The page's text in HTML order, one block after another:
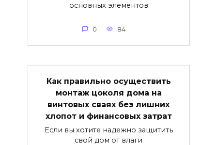
основных элементов
0 84
Как правильно осуществить
монтаж цоколя дома на
винтовых сваях без лишних
хлопот и финансовых затрат
Если вы хотите надежно защитить
свой дом от влаги